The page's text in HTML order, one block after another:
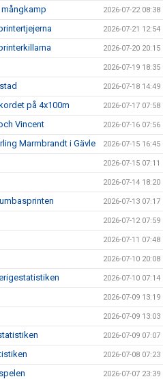
2026-07-22 08:38
2026-07-21 12:54
2026-07-20 20:15
2026-07-19 18:35
2026-07-18 14:49
på 4x100m 2026-07-17 07:58
Vincent 2026-07-16 07:56
Marmbrandt i Gävle 2026-07-15 16:45
2026-07-15 07:11
2026-07-14 18:20
2026-07-13 07:17
2026-07-12 07:59
2026-07-11 07:48
2026-07-10 20:08
2026-07-10 07:14
2026-07-09 13:19
2026-07-09 13:03
2026-07-09 07:07
2026-07-08 07:23
2026-07-07 23:39